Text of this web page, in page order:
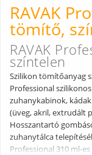
RAVAK
tömítő,
RAVAK
színtelen
Szilikon tömítőanyag
Professional
zuhanykabinok,
(üveg, akril, extrudált
Hosszantartó
zuhanytálca
Professional 310 ml-